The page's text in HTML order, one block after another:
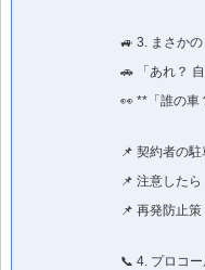
🚙 3. まさか
🚗 「あれ？
👀 **「誰の車
📌 契約者の
📌 注意した
📌 再発防止
📞 4. プロコ